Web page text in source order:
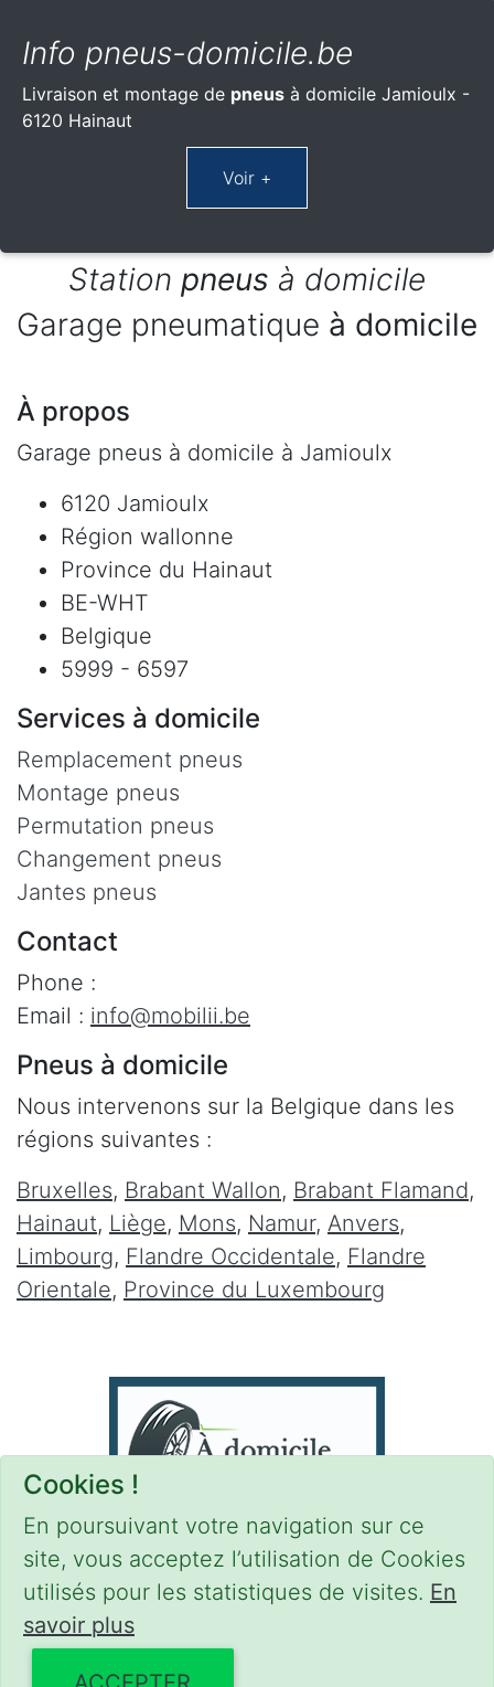
Cookies !
En poursuivant votre navigation sur ce
site, vous acceptez l’utilisation de Cookies
utilisés pour les statistiques de visites. En
savoir plus
Info pneus-domicile.be
Livraison et montage de pneus à domicile Jamioulx -
6120 Hainaut
Station pneus à domicile
Garage pneumatique à domicile
À propos
Garage pneus à domicile à Jamioulx
6120 Jamioulx
Région wallonne
Province du Hainaut
BE-WHT
Belgique
5999 - 6597
Services à domicile
Remplacement pneus
Montage pneus
Permutation pneus
Changement pneus
Jantes pneus
Contact
Phone :
Email : info@mobilii.be
Pneus à domicile
Nous intervenons sur la Belgique dans les
régions suivantes :
Bruxelles, Brabant Wallon, Brabant Flamand,
Hainaut, Liège, Mons, Namur, Anvers,
Limbourg, Flandre Occidentale, Flandre
Orientale, Province du Luxembourg
CONDITIONS-